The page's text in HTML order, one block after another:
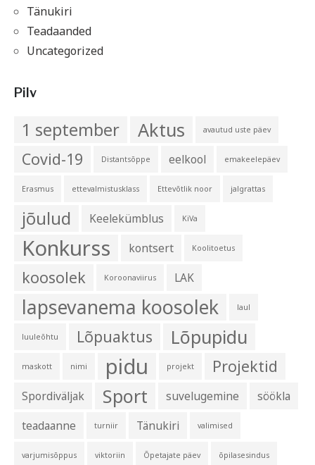
Tänukiri
Teadaanded
Uncategorized
Pilv
1 september Aktus avautud uste päev
Covid-19 Distantsõppe eelkool emakeelepäev
Erasmus ettevalmistusklass Ettevõtlik noor jalgrattas
jõulud Keelekümblus KiVa
Konkurss kontsert Koolitoetus
koosolek Koroonaviirus LAK
lapsevanema koosolek laul
luuleõhtu Lõpuaktus Lõpupidu
maskott nimi pidu projekt Projektid
Spordiväljak Sport suvelugemine
söökla
teadaanne
turniir Tänukiri valimised
varjumisõppus viktoriin Õpetajate päev õpilasesindus